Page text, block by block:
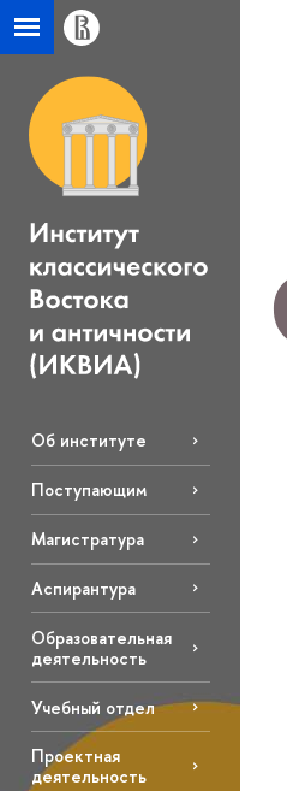
Об институте
Поступающим
Магистратура
Аспирантура
Образовательная
деятельность
Учебный отдел
Проектная
деятельность